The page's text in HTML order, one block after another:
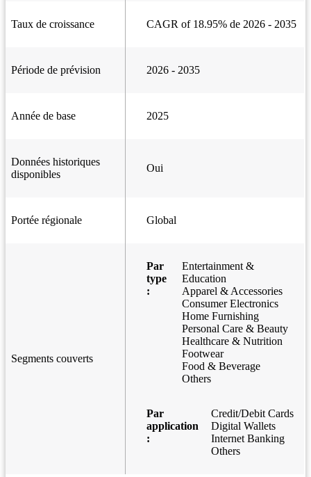
Taux de croissance CAGR of 18.95% de 2026 - 2035
Période de prévision 2026 - 2035
Année de base 2025
Données historiques
disponibles
Oui
Portée régionale Global
Segments couverts
Par
type
:
Entertainment &
Education
Apparel & Accessories
Consumer Electronics
Home Furnishing
Personal Care & Beauty
Healthcare & Nutrition
Footwear
Food & Beverage
Others
Par
application
:
Credit/Debit Cards
Digital Wallets
Internet Banking
Others